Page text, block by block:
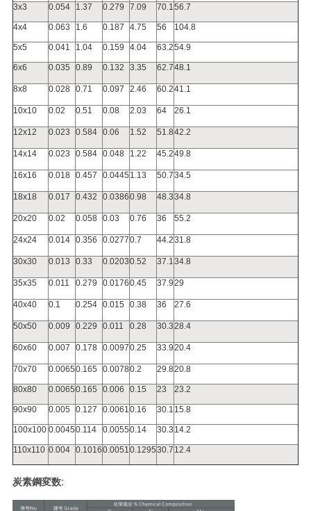
3x3 0.054 1.37 0.279 7.09 70.156.7
4x4 0.063 1.6 0.187 4.75 56 104.8
5x5 0.041 1.04 0.159 4.04 63.254.9
6x6 0.035 0.89 0.132 3.35 62.748.1
8x8 0.028 0.71 0.097 2.46 60.241.1
10x10 0.02 0.51 0.08 2.03 64 26.1
12x12 0.023 0.584 0.06 1.52 51.842.2
14x14 0.023 0.584 0.048 1.22 45.249.8
16x16 0.018 0.457 0.0445 1.13 50.734.5
18x18 0.017 0.432 0.03860.98 48.334.8
20x20 0.02 0.058 0.03 0.76 36 55.2
24x24 0.014 0.356 0.02770.7 44.231.8
30x30 0.013 0.33 0.02030.52 37.134.8
35x35 0.011 0.279 0.01760.45 37.929
40x40 0.1 0.254 0.015 0.38 36 27.6
50x50 0.009 0.229 0.011 0.28 30.328.4
60x60 0.007 0.178 0.00970.25 33.920.4
70x70 0.00650.165 0.00780.2 29.820.8
80x80 0.00650.165 0.006 0.15 23 23.2
90x90 0.005 0.127 0.00610.16 30.1 15.8
100x100 0.00450.114 0.00550.14 30.3 14.2
110x110 0.004 0.10160.00510.129530.7 12.4
炭素鋼変数: